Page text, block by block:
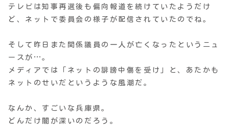
テレビは知事再選後も偏向報道を続けていたようだけ
ど、ネットで委員会の様子が配信されていたのでね。
そして昨日また関係議員の一人が亡くなったというニュ
ースが…。
メディアでは「ネットの誹謗中傷を受け」と、あたかも
ネットのせいだというような風潮だ。
なんか、すごいな兵庫県。
どんだけ闇が深いのだろう。